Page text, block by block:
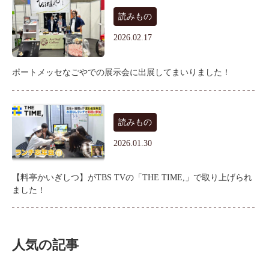
読みもの
2026.02.17
ポートメッセなごやでの展示会に出展してまいりました！
読みもの
2026.01.30
【料亭かいぎしつ】がTBS TVの「THE TIME,」で取り上げられ
ました！
人気の記事